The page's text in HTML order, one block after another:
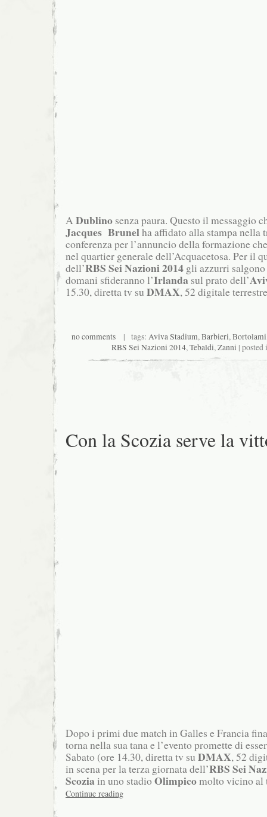
A Dublino senza paura. Questo il messaggio
Jacques Brunelha affidato alla stampa nella
conferenza per l’annuncio della formazione
nel quartier generale dell’Acquacetosa. Per il
dell’RBS Sei Nazioni 2014 gli azzurri
domani sfideranno l’Irlanda sul prato dell’
15.30, diretta tv su DMAX, 52 digitale
no comments| tags: Aviva Stadium,Barbieri,Bortolami
RBS Sei Nazioni 2014,Tebaldi,Zanni |
Con la Scozia serve la
Dopo i primi due match in Galles e Francia
torna nella sua tana e l’evento promette di
Sabato (ore 14.30, diretta tv su DMAX, 52
in scena per la terza giornata dell’RBS Sei
Scozia in uno stadio Olimpicomolto vicino al
Continue reading